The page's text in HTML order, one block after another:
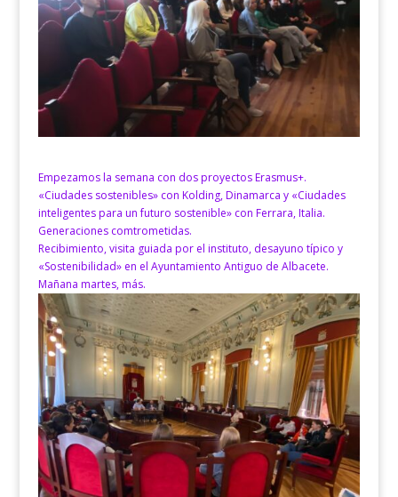
Empezamos la semana con dos proyectos Erasmus+.
«Ciudades sostenibles» con Kolding, Dinamarca y «Ciudades
inteligentes para un futuro sostenible» con Ferrara, Italia.
Generaciones comtrometidas.
Recibimiento, visita guiada por el instituto, desayuno típico y
«Sostenibilidad» en el Ayuntamiento Antiguo de Albacete.
Mañana martes, más.